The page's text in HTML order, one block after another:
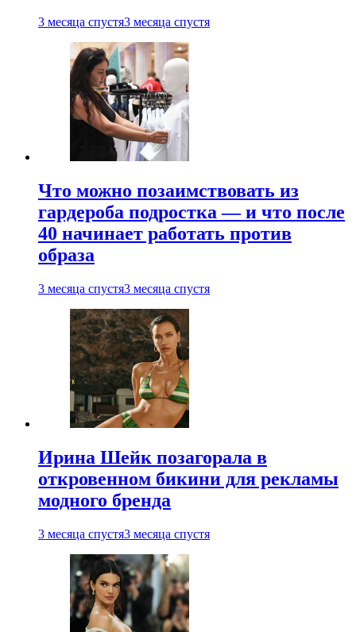
3 месяца спустя3 месяца спустя
Что можно позаимствовать из
гардероба подростка — и что после
40 начинает работать против
образа
3 месяца спустя3 месяца спустя
Ирина Шейк позагорала в
откровенном бикини для рекламы
модного бренда
3 месяца спустя3 месяца спустя